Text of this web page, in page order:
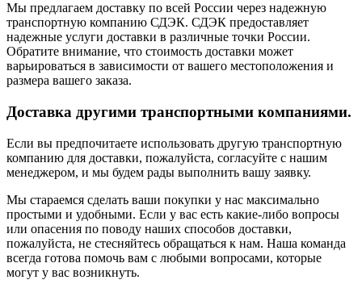
Мы предлагаем доставку по всей России через надежную
транспортную компанию СДЭК. СДЭК предоставляет
надежные услуги доставки в различные точки России.
Обратите внимание, что стоимость доставки может
варьироваться в зависимости от вашего местоположения и
размера вашего заказа.
Доставка другими транспортными компаниями.
Если вы предпочитаете использовать другую транспортную
компанию для доставки, пожалуйста, согласуйте с нашим
менеджером, и мы будем рады выполнить вашу заявку.
Мы стараемся сделать ваши покупки у нас максимально
простыми и удобными. Если у вас есть какие-либо вопросы
или опасения по поводу наших способов доставки,
пожалуйста, не стесняйтесь обращаться к нам. Наша команда
всегда готова помочь вам с любыми вопросами, которые
могут у вас возникнуть.